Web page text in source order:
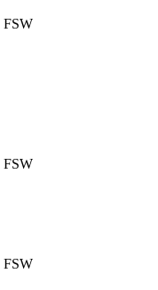
FSW
FSW
FSW